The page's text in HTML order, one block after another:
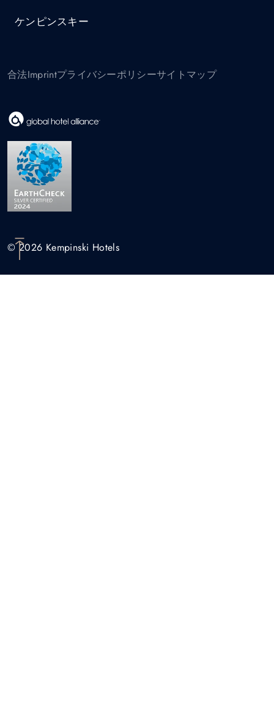
ケンピンスキー
合法Imprintプライバシーポリシーサイトマップ
© 2026 Kempinski Hotels